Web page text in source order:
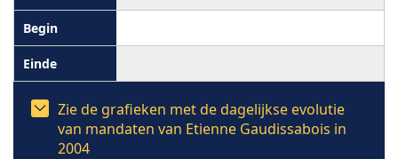
Zie de grafieken met de dagelijkse evolutie
van mandaten van Etienne Gaudissabois in
2004